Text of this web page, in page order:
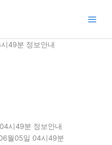
49분 정보안내
시49분 정보안내
월05일 04시49분